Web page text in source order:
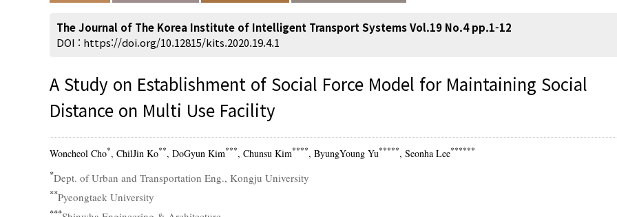
Search :
Search Advanced Search
The Journal of The Korea Institute of Intelligent Transport Systems Vol.19 No.4 pp.1-12
DOI : https://doi.org/10.12815/kits.2020.19.4.1
A Study on Establishment of Social Force Model for Maintaining Social
Distance on Multi Use Facility
Woncheol Cho*, ChilJin Ko**, DoGyun Kim***, Chunsu Kim****, ByungYoung Yu*****, Seonha Lee******
*Dept. of Urban and Transportation Eng., Kongju University
**Pyeongtaek University
***